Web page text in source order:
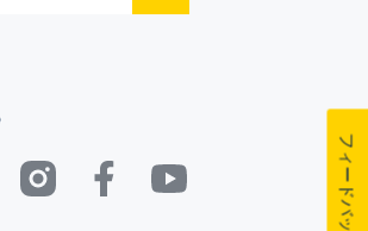
フィードバック